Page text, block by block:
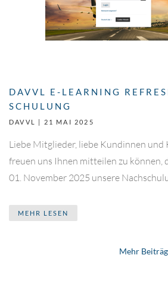
DAVVL E-LEARNING
SCHULUNG
DAVVL | 21 MAI 2025
Liebe Mitglieder, liebe Kundinnen
freuen uns Ihnen mitteilen zu können,
01. November 2025 unsere
MEHR LESEN
Mehr